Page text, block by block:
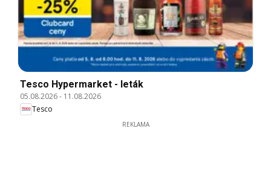
Tesco Hypermarket - leták
05.08.2026- 11.08.2026
Tesco
REKLAMA